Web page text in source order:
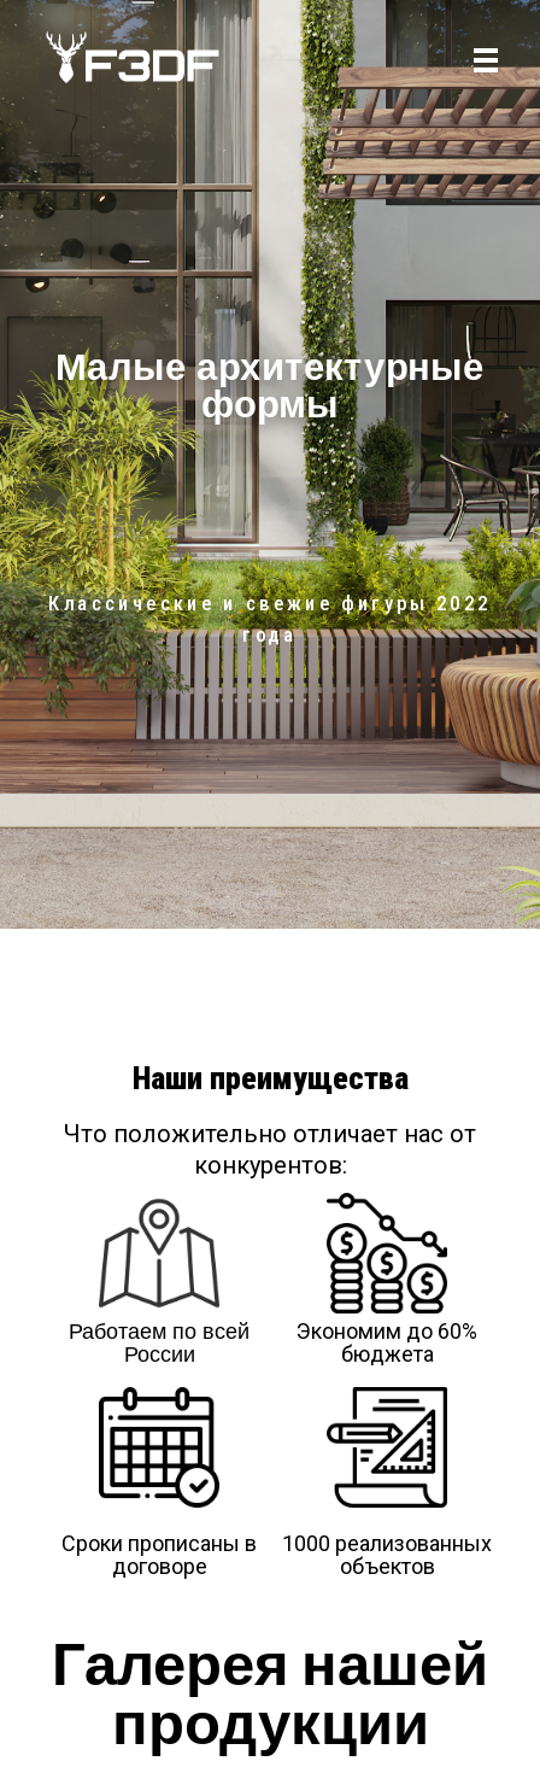
Малые архитектурные
формы
Классические и свежие фигуры 2022
года
Наши преимущества
Что положительно отличает нас от
конкурентов:
Работаем по всей
России
Экономим до 60%
бюджета
Сроки прописаны в
договоре
1000 реализованных
объектов
Галерея нашей
продукции